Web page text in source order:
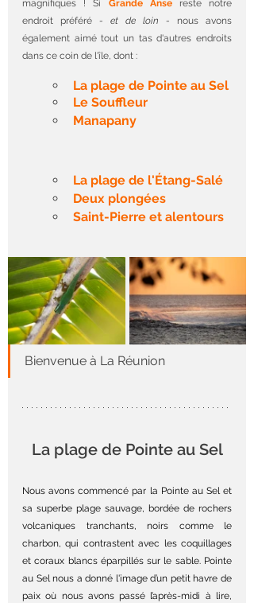
magnifiques ! Si Grande Anse reste notre
endroit préféré - et de loin - nous avons
également aimé tout un tas d'autres endroits
dans ce coin de l'île, dont :
La plage de Pointe au Sel
Le Souffleur
Manapany
La plage de l'Étang-Salé
Deux plongées
Saint-Pierre et alentours
Bienvenue à La Réunion
La plage de Pointe au Sel
Nous avons commencé par la Pointe au Sel et
sa superbe plage sauvage, bordée de rochers
volcaniques tranchants, noirs comme le
charbon, qui contrastent avec les coquillages
et coraux blancs éparpillés sur le sable. Pointe
au Sel nous a donné l'image d’un petit havre de
paix où nous avons passé l’après-midi à lire,